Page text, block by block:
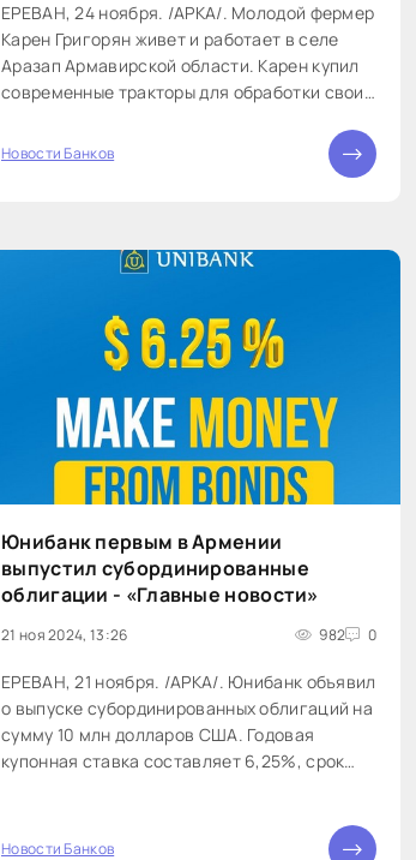
ЕРЕВАН, 24 ноября. /АРКА/. Молодой фермер
Карен Григорян живет и работает в селе
Аразап Армавирской области. Карен купил
современные тракторы для обработки своих
работу...
Новости Банков
Юнибанк первым в Армении
выпустил субординированные
облигации - «Главные новости»
21 ноя 2024, 13:26 982 0
ЕРЕВАН, 21 ноября. /АРКА/. Юнибанк объявил
о выпуске субординированных облигаций на
сумму 10 млн долларов США. Годовая
купонная ставка составляет 6,25%, срок
Новости Банков